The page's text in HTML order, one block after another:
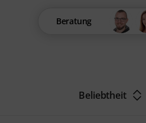
Beratung
Beliebtheit